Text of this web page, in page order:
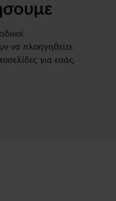
να πλοηγηθείτε
για εσάς.